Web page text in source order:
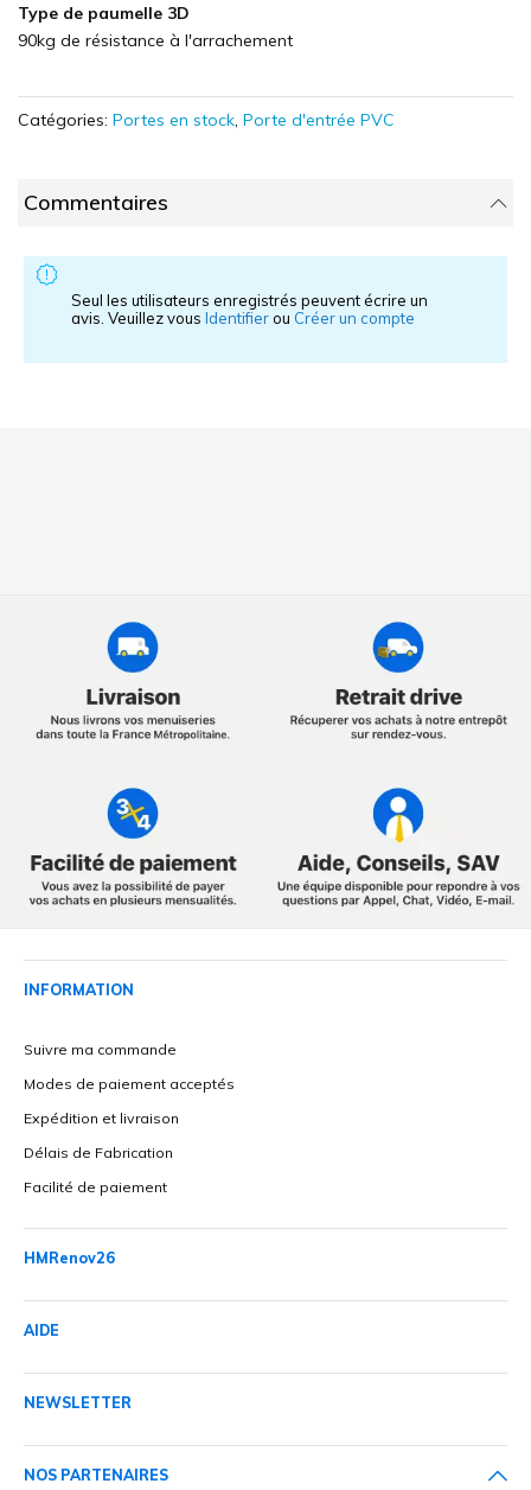
Type de paumelle 3D
90kg de résistance à l'arrachement
Catégories: Portes en stock Porte d'entrée PVC
Commentaires
Seul les utilisateurs enregistrés peuvent écrire un
avis. Veuillez vous Identifierou Créer un compte
INFORMATION
Suivre ma commande
Modes de paiement acceptés
Expédition et livraison
Délais de Fabrication
Facilité de paiement
HMRenov26
AIDE
NEWSLETTER
NOS PARTENAIRES